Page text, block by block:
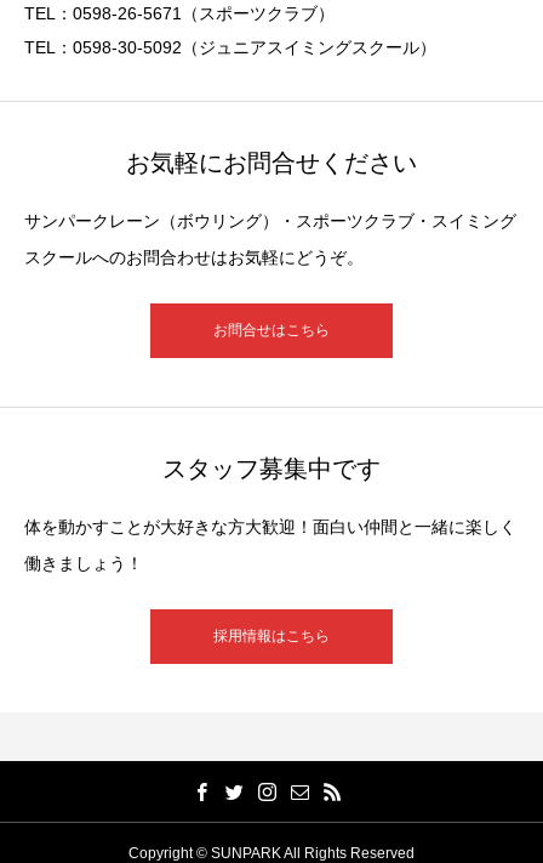
TEL：0598-26-5671（スポーツクラブ）
TEL：0598-30-5092（ジュニアスイミングスクール）
お気軽にお問合せください
サンパークレーン（ボウリング）・スポーツクラブ・スイミング
スクールへのお問合わせはお気軽にどうぞ。
お問合せはこちら
スタッフ募集中です
体を動かすことが大好きな方大歓迎！面白い仲間と一緒に楽しく
働きましょう！
採用情報はこちら
Copyright © SUNPARK All Rights Reserved